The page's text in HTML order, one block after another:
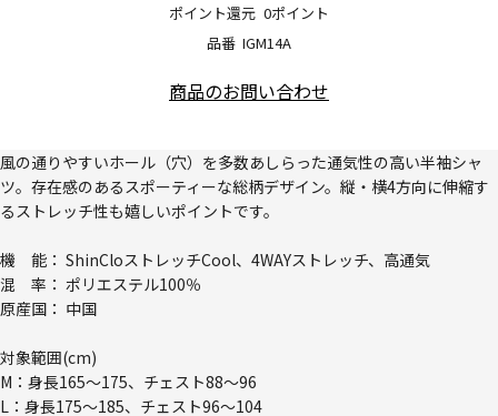
品番 IGM14A
ポイント還元 0ポイント
商品のお問い合わせ
風の通りやすいホール（穴）を多数あしらった通気性の高い半袖シャ
ツ。存在感のあるスポーティーな総柄デザイン。縦・横4方向に伸縮す
るストレッチ性も嬉しいポイントです。
機 能： ShinCloストレッチCool、4WAYストレッチ、高通気
混 率： ポリエステル100％
原産国： 中国
対象範囲(cm)
M：身長165～175、チェスト88～96
L：身長175～185、チェスト96～104